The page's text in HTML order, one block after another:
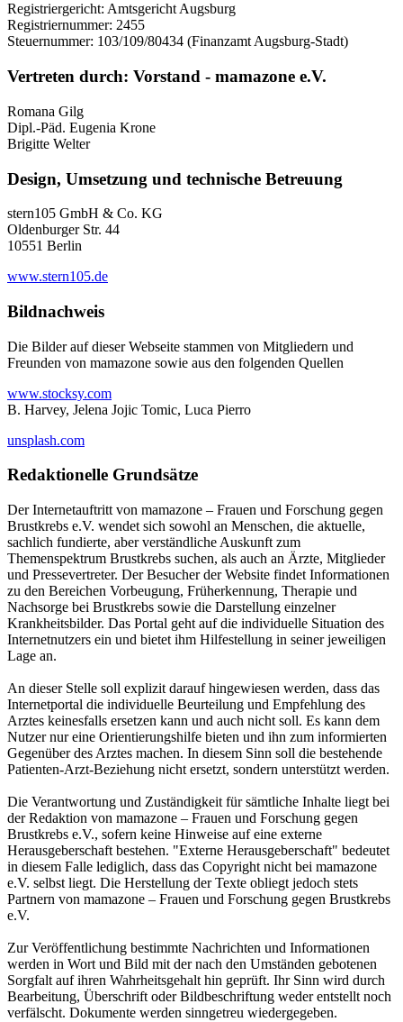
Registriergericht: Amtsgericht Augsburg
Registriernummer: 2455
Steuernummer: 103/109/80434 (Finanzamt Augsburg-Stadt)
Vertreten durch: Vorstand - mamazone e.V.
Romana Gilg
Dipl.-Päd. Eugenia Krone
Brigitte Welter
Design, Umsetzung und technische Betreuung
stern105 GmbH & Co. KG
Oldenburger Str. 44
10551 Berlin
www.stern105.de
Bildnachweis
Die Bilder auf dieser Webseite stammen von Mitgliedern und
Freunden von mamazone sowie aus den folgenden Quellen
www.stocksy.com
B. Harvey, Jelena Jojic Tomic, Luca Pierro
unsplash.com
Redaktionelle Grundsätze
Der Internetauftritt von mamazone – Frauen und Forschung gegen
Brustkrebs e.V. wendet sich sowohl an Menschen, die aktuelle,
sachlich fundierte, aber verständliche Auskunft zum
Themenspektrum Brustkrebs suchen, als auch an Ärzte, Mitglieder
und Pressevertreter. Der Besucher der Website findet Informationen
zu den Bereichen Vorbeugung, Früherkennung, Therapie und
Nachsorge bei Brustkrebs sowie die Darstellung einzelner
Krankheitsbilder. Das Portal geht auf die individuelle Situation des
Internetnutzers ein und bietet ihm Hilfestellung in seiner jeweiligen
Lage an.
An dieser Stelle soll explizit darauf hingewiesen werden, dass das
Internetportal die individuelle Beurteilung und Empfehlung des
Arztes keinesfalls ersetzen kann und auch nicht soll. Es kann dem
Nutzer nur eine Orientierungshilfe bieten und ihn zum informierten
Gegenüber des Arztes machen. In diesem Sinn soll die bestehende
Patienten-Arzt-Beziehung nicht ersetzt, sondern unterstützt werden.
Die Verantwortung und Zuständigkeit für sämtliche Inhalte liegt bei
der Redaktion von mamazone – Frauen und Forschung gegen
Brustkrebs e.V., sofern keine Hinweise auf eine externe
Herausgeberschaft bestehen. "Externe Herausgeberschaft" bedeutet
in diesem Falle lediglich, dass das Copyright nicht bei mamazone
e.V. selbst liegt. Die Herstellung der Texte obliegt jedoch stets
Partnern von mamazone – Frauen und Forschung gegen Brustkrebs
e.V.
Zur Veröffentlichung bestimmte Nachrichten und Informationen
werden in Wort und Bild mit der nach den Umständen gebotenen
Sorgfalt auf ihren Wahrheitsgehalt hin geprüft. Ihr Sinn wird durch
Bearbeitung, Überschrift oder Bildbeschriftung weder entstellt noch
verfälscht. Dokumente werden sinngetreu wiedergegeben.